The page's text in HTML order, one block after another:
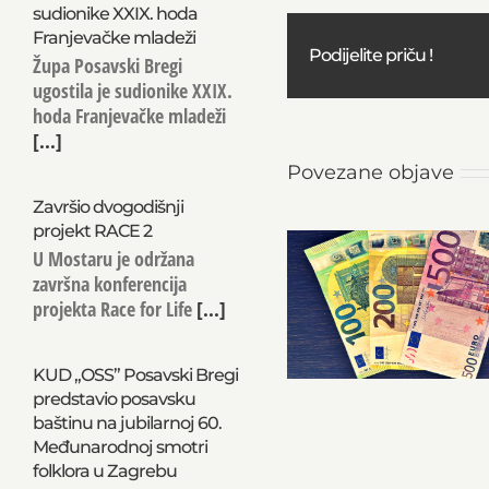
Podijelite priču !
Povezane objave
sudionike XXIX. hoda
Franjevačke mladeži
Župa Posavski Bregi
ugostila je sudionike XXIX.
hoda Franjevačke mladeži
[...]
Završio dvogodišnji
projekt RACE 2
U Mostaru je održana
završna konferencija
projekta Race for Life[...]
KUD „OSS” Posavski Bregi
predstavio posavsku
baštinu na jubilarnoj 60.
Međunarodnoj smotri
folklora u Zagrebu